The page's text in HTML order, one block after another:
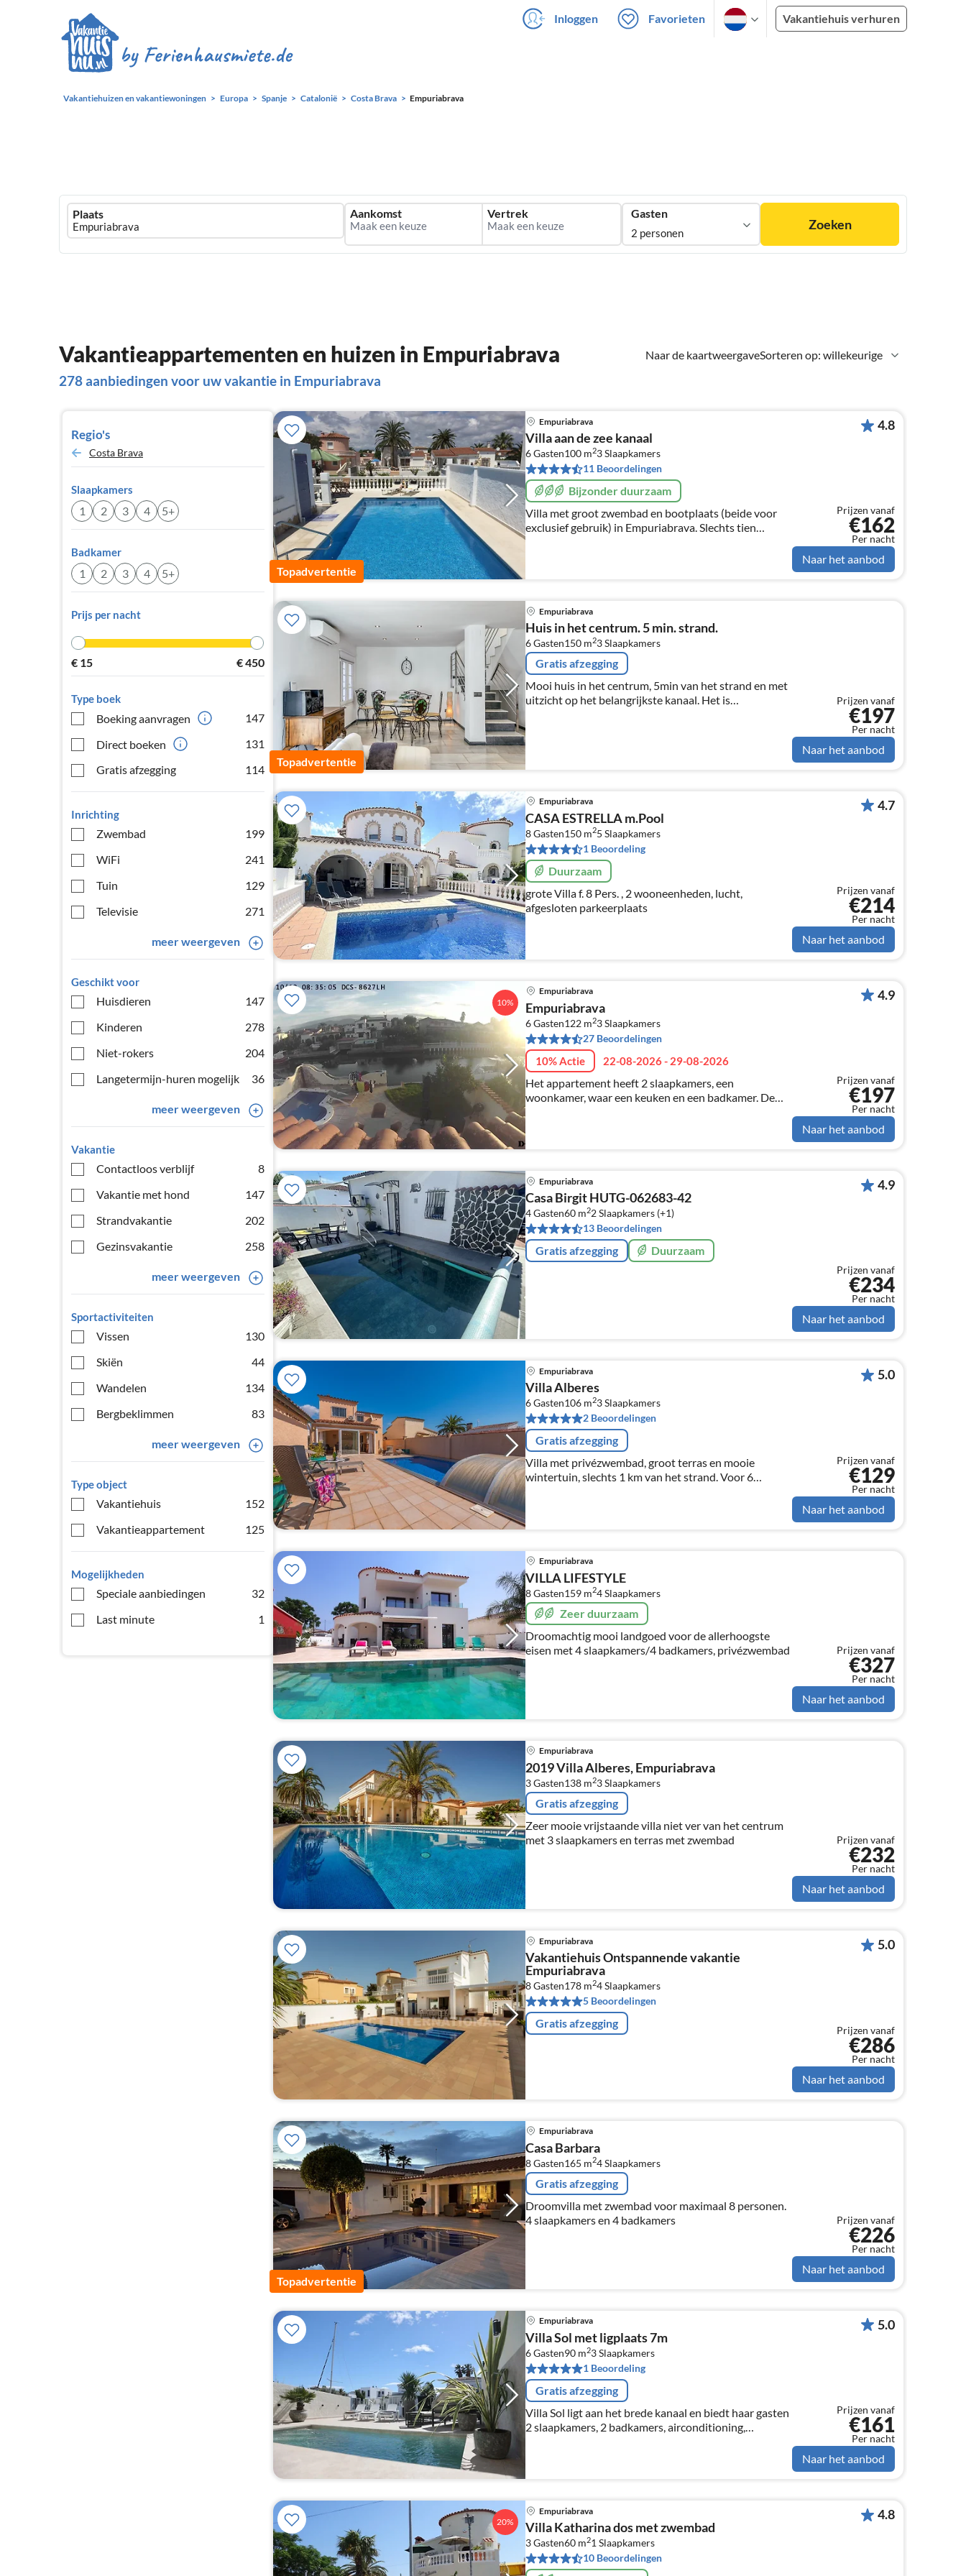
Inloggen Favorieten Vakantiehuis verhuren
Vakantiehuizen en vakantiewoningen Europa Spanje Catalonië Costa Brava Empuriabrava
Ferienhausmiete
logo
Plaats Aankomst Vertrek Gasten
2 personen
Zoeken
Naar de kaartweergaveSorteren op: willekeurige
Vakantieappartementen en huizen in Empuriabrava
278 aanbiedingen voor uw vakantie in Empuriabrava
Regio's
Costa Brava
Slaapkamers
1 2 3 4 5+
Badkamer
1 2 3 4 5+
Prijs per nacht
€ 15 €450
Type boek
Boeking aanvragen
147
Direct boeken
131
Gratis afzegging
114
Inrichting
Zwembad
199
WiFi
241
Tuin
129
Televisie
271
meer weergeven
Geschikt voor
Huisdieren
147
Kinderen
278
Niet-rokers
204
Langetermijn-huren mogelijk
36
meer weergeven
Vakantie
Contactloos verblijf
8
Vakantie met hond
147
Strandvakantie
202
Gezinsvakantie
258
meer weergeven
Sportactiviteiten
Vissen
130
Skiën
44
Wandelen
134
Bergbeklimmen
83
meer weergeven
Type object
Vakantiehuis
152
Vakantieappartement
125
Mogelijkheden
Speciale aanbiedingen
32
Last minute
1
Topadvertentie
Empuriabrava
Villa aan de zee kanaal
6 Gasten100 m23Slaapkamers
11 Beoordelingen
Bijzonder duurzaam
Villa met groot zwembad en bootplaats (beide voor
exclusief gebruik) in Empuriabrava. Slechts tien
minuten lopen naar het strand. Zonneverwarming
4.8
Prijzen vanaf
€162
Per nacht
Naar het aanbod
Topadvertentie
Empuriabrava
Huis in het centrum. 5 min. strand.
6 Gasten150 m23Slaapkamers
Gratis afzegging
Mooi huis in het centrum, 5min van het strand en met
uitzicht op het belangrijkste kanaal. Het is
behoefte aan de auto! Commercieel gebied 3min
lopen.
Prijzen vanaf
€197
Per nacht
Naar het aanbod
Empuriabrava
CASA ESTRELLA m.Pool
8 Gasten150 m25 Slaapkamers
1 Beoordeling
Duurzaam
grote Villa f. 8 Pers. , 2 wooneenheden, lucht,
afgesloten parkeerplaats
4.7
Prijzen vanaf
€214
Per nacht
Naar het aanbod
10%
Empuriabrava
Empuriabrava
6 Gasten122 m23Slaapkamers
27 Beoordelingen
10% Actie 22-08-2026 - 29-08-2026
Het appartement heeft 2 slaapkamers, een
woonkamer, waar een keuken en een badkamer. De
inrichting is gelegen in een doodlopende straat. De
4.9
Prijzen vanaf
€197
Per nacht
Naar het aanbod
Empuriabrava
Casa Birgit HUTG-062683-42
4 Gasten60 m22Slaapkamers (+1)
13 Beoordelingen
Gratis afzegging Duurzaam
4.9
Prijzen vanaf
€234
Per nacht
Naar het aanbod
Empuriabrava
Villa Alberes
6 Gasten106 m23Slaapkamers
2 Beoordelingen
Gratis afzegging
Villa met privézwembad, groot terras en mooie
wintertuin, slechts 1 km van het strand. Voor 6
personen.
5.0
Prijzen vanaf
€129
Per nacht
Naar het aanbod
Empuriabrava
VILLA LIFESTYLE
8 Gasten159 m24Slaapkamers
Zeer duurzaam
Droomachtig mooi landgoed voor de allerhoogste
eisen met 4 slaapkamers/4 badkamers, privézwembad
Prijzen vanaf
€327
Per nacht
Naar het aanbod
Empuriabrava
2019 Villa Alberes, Empuriabrava
3 Gasten138 m23Slaapkamers
Gratis afzegging
Zeer mooie vrijstaande villa niet ver van het centrum
met 3 slaapkamers en terras met zwembad
Prijzen vanaf
€232
Per nacht
Naar het aanbod
Empuriabrava
Vakantiehuis Ontspannende vakantie
Empuriabrava
8 Gasten178 m24Slaapkamers
5 Beoordelingen
Gratis afzegging
5.0
Prijzen vanaf
€286
Per nacht
Naar het aanbod
Topadvertentie
Empuriabrava
Casa Barbara
8 Gasten165 m24Slaapkamers
Gratis afzegging
Droomvilla met zwembad voor maximaal 8 personen.
4 slaapkamers en 4 badkamers
Prijzen vanaf
€226
Per nacht
Naar het aanbod
Empuriabrava
Villa Sol met ligplaats 7m
6 Gasten90 m23Slaapkamers
1 Beoordeling
Gratis afzegging
Villa Sol ligt aan het brede kanaal en biedt haar gasten
2 slaapkamers, 2 badkamers, airconditioning,
5.0
Prijzen vanaf
€161
Per nacht
Naar het aanbod
20%
Empuriabrava
Villa Katharina dos met zwembad
3 Gasten60 m21 Slaapkamers
10 Beoordelingen
4.8